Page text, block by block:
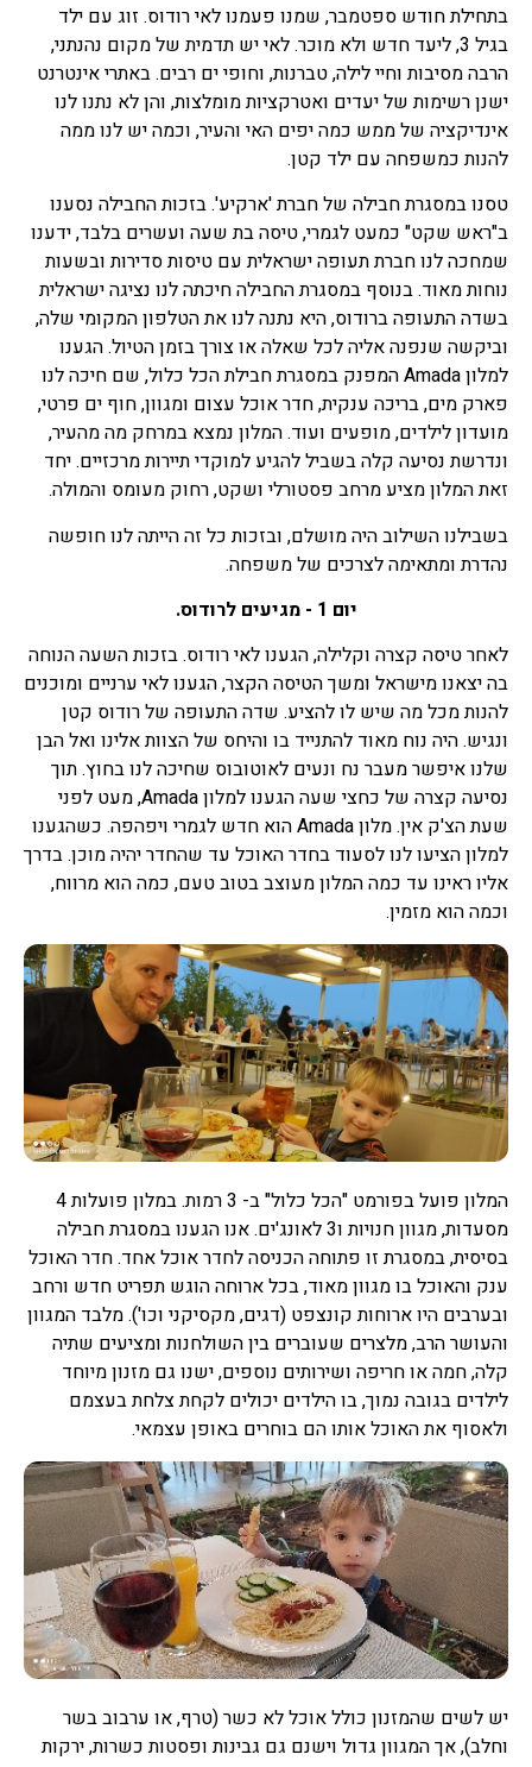
בתחילת חודש ספטמבר, שמנו פעמנו לאי רודוס. זוג עם ילד
בגיל 3, ליעד חדש ולא מוכר. לאי יש תדמית של מקום נהנתני,
הרבה מסיבות וחיי לילה, טברנות, וחופי ים רבים. באתרי אינטרנט
ישנן רשימות של יעדים ואטרקציות מומלצות, והן לא נתנו לנו
אינדיקציה של ממש כמה יפים האי והעיר, וכמה יש לנו ממה
להנות כמשפחה עם ילד קטן.
טסנו במסגרת חבילה של חברת 'ארקיע'. בזכות החבילה נסענו
ב"ראש שקט" כמעט לגמרי, טיסה בת שעה ועשרים בלבד, ידענו
שמחכה לנו חברת תעופה ישראלית עם טיסות סדירות ובשעות
נוחות מאוד. בנוסף במסגרת החבילה חיכתה לנו נציגה ישראלית
בשדה התעופה ברודוס, היא נתנה לנו את הטלפון המקומי שלה,
וביקשה שנפנה אליה לכל שאלה או צורך בזמן הטיול. הגענו
למלון Amada המפנק במסגרת חבילת הכל כלול, שם חיכה לנו
פארק מים, בריכה ענקית, חדר אוכל עצום ומגוון, חוף ים פרטי,
מועדון לילדים, מופעים ועוד. המלון נמצא במרחק מה מהעיר,
ונדרשת נסיעה קלה בשביל להגיע למוקדי תיירות מרכזיים. יחד
זאת המלון מציע מרחב פסטורלי ושקט, רחוק מעומס והמולה.
בשבילנו השילוב היה מושלם, ובזכות כל זה הייתה לנו חופשה
נהדרת ומתאימה לצרכים של משפחה.
יום 1 - מגיעים לרודוס.
לאחר טיסה קצרה וקלילה, הגענו לאי רודוס. בזכות השעה הנוחה
בה יצאנו מישראל ומשך הטיסה הקצר, הגענו לאי ערניים ומוכנים
להנות מכל מה שיש לו להציע. שדה התעופה של רודוס קטן
ונגיש. היה נוח מאוד להתנייד בו והיחס של הצוות אלינו ואל הבן
שלנו איפשר מעבר נח ונעים לאוטובוס שחיכה לנו בחוץ. תוך
נסיעה קצרה של כחצי שעה הגענו למלון Amada, מעט לפני
שעת הצ'ק אין. מלון Amada הוא חדש לגמרי ויפהפה. כשהגענו
למלון הציעו לנו לסעוד בחדר האוכל עד שהחדר יהיה מוכן. בדרך
אליו ראינו עד כמה המלון מעוצב בטוב טעם, כמה הוא מרווח,
וכמה הוא מזמין.
המלון פועל בפורמט "הכל כלול" ב- 3 רמות. במלון פועלות 4
מסעדות, מגוון חנויות ו3 לאונג'ים. אנו הגענו במסגרת חבילה
בסיסית, במסגרת זו פתוחה הכניסה לחדר אוכל אחד. חדר האוכל
ענק והאוכל בו מגוון מאוד, בכל ארוחה הוגש תפריט חדש ורחב
ובערבים היו ארוחות קונצפט (דגים, מקסיקני וכו'). מלבד המגוון
והעושר הרב, מלצרים שעוברים בין השולחנות ומציעים שתיה
קלה, חמה או חריפה ושירותים נוספים, ישנו גם מזנון מיוחד
לילדים בגובה נמוך, בו הילדים יכולים לקחת צלחת בעצמם
ולאסוף את האוכל אותו הם בוחרים באופן עצמאי.
יש לשים שהמזנון כולל אוכל לא כשר (טרף, או ערבוב בשר
וחלב), אך המגוון גדול וישנם גם גבינות ופסטות כשרות, ירקות